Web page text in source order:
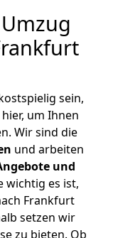
sein,
um Ihnen
Wir sind die
und arbeiten
und
wichtig es ist,
Frankfurt
setzen wir
zu bieten. Ob